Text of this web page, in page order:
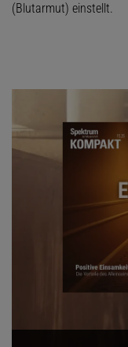
(Blutarmut) einstellt.